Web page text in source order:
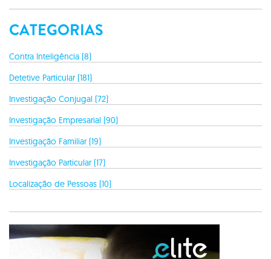
CATEGORIAS
Contra Inteligência (8)
Detetive Particular (181)
Investigação Conjugal (72)
Investigação Empresarial (90)
Investigação Familiar (19)
Investigação Particular (17)
Localização de Pessoas (10)